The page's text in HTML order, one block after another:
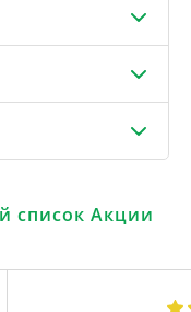
список Акции